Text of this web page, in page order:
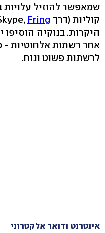
שמאפשר להוזיל
קוליות (דרך Skype, Fring
היקרות. בנוקיה
אחר רשתות אלחוטיות
לרשתות פשוט ונוח.
אינטרנט ודואר אלקטרוני